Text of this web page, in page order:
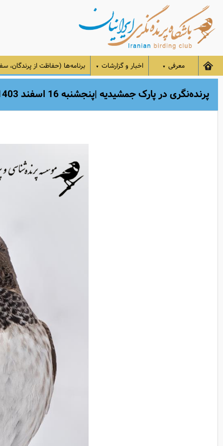
معرفی ▼ اخبار و گزارشات ▼ برنامه‌ها (حفاظت از پرندگان،
پرنده‌نگری در پارک جمشیدیه |پنجشنبه 16 اسفند 1403